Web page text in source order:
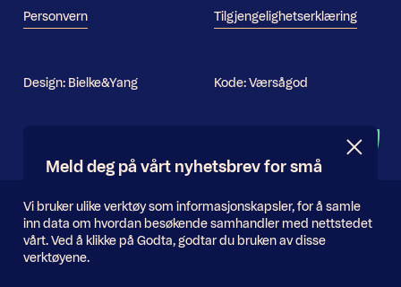
Personvern Tilgjengelighetserklæring
Design: Bielke&Yang Kode:Værsågod
Informasjonskapsler
Vi bruker ulike verktøy som informasjonskapsler, for å samle
inn data om hvordan besøkende samhandler med nettstedet
vårt. Ved å klikke på Godta, godtar du bruken av disse
verktøyene.
Meld deg på vårt nyhetsbrev for små
E-
postadresse
Send inn